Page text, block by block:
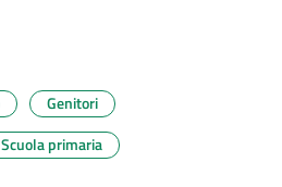
Genitori
Scuola primaria